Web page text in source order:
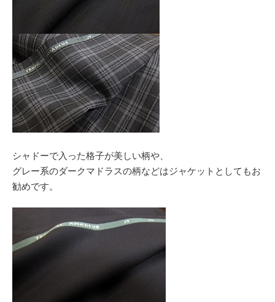
シャドーで入った格子が美しい柄や、
グレー系のダークマドラスの柄などはジャケットとしてもお
勧めです。